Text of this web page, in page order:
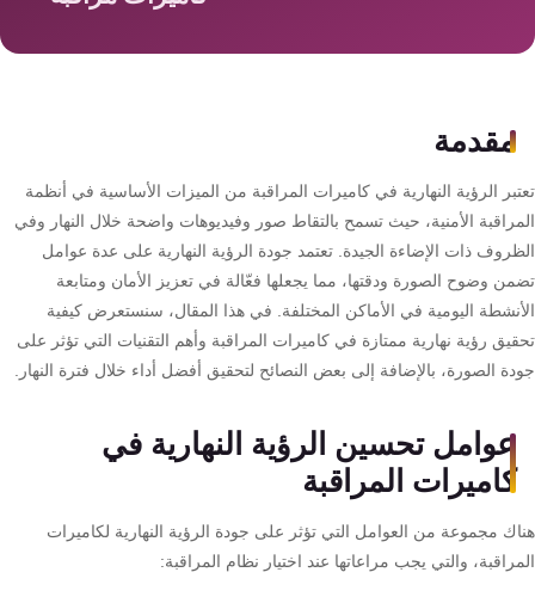
مقدمة
الرؤية النهارية في كاميرات المراقبة من الميزات الأساسية في أنظمة
الأمنية، حيث تسمح بالتقاط صور وفيديوهات واضحة خلال النهار وفي
ذات الإضاءة الجيدة. تعتمد جودة الرؤية النهارية على عدة عوامل
وضوح الصورة ودقتها، مما يجعلها فعّالة في تعزيز الأمان ومتابعة
اليومية في الأماكن المختلفة. في هذا المقال، سنستعرض كيفية
رؤية نهارية ممتازة في كاميرات المراقبة وأهم التقنيات التي تؤثر على
الصورة، بالإضافة إلى بعض النصائح لتحقيق أفضل أداء خلال فترة النهار.
عوامل تحسين الرؤية النهارية في
كاميرات المراقبة
مجموعة من العوامل التي تؤثر على جودة الرؤية النهارية لكاميرات
والتي يجب مراعاتها عند اختيار نظام المراقبة:
هوم
سيستم
حلول
أمنية
للشركات
والمصانع
جهاز
الحضور
والانصراف
تقوية
شبكات